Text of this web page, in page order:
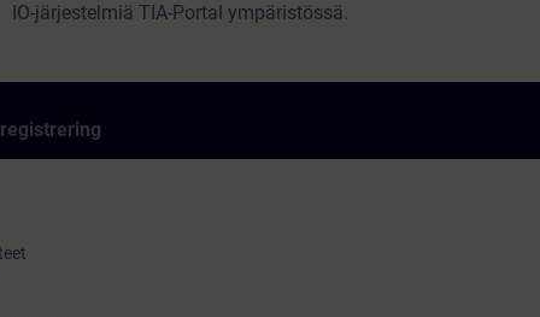
IO-järjestelmiä TIA-Portal ympäristössä.